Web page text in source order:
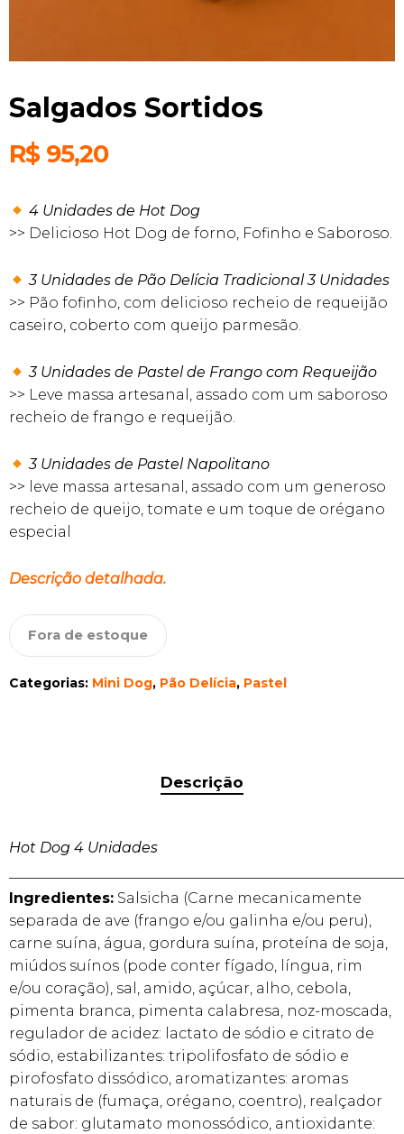
Salgados Sortidos
R$95,20
4 Unidades de Hot Dog
>> Delicioso Hot Dog de forno, Fofinho e Saboroso.
3 Unidades de Pão Delícia Tradicional 3 Unidades
>> Pão fofinho, com delicioso recheio de requeijão
caseiro, coberto com queijo parmesão.
3 Unidades de Pastel de Frango com Requeijão
>> Leve massa artesanal, assado com um saboroso
recheio de frango e requeijão.
3 Unidades de Pastel Napolitano
>> leve massa artesanal, assado com um generoso
recheio de queijo, tomate e um toque de orégano
especial
Descrição detalhada.
Fora de estoque
Categorias: Mini Dog, Pão Delícia, Pastel
Descrição
Hot Dog 4 Unidades
Ingredientes: Salsicha (Carne mecanicamente
separada de ave (frango e/ou galinha e/ou peru),
carne suína, água, gordura suína, proteína de soja,
miúdos suínos (pode conter fígado, língua, rim
e/ou coração), sal, amido, açúcar, alho, cebola,
pimenta branca, pimenta calabresa, noz-moscada,
regulador de acidez: lactato de sódio e citrato de
sódio, estabilizantes: tripolifosfato de sódio e
pirofosfato dissódico, aromatizantes: aromas
naturais de (fumaça, orégano, coentro), realçador
de sabor: glutamato monossódico, antioxidante: